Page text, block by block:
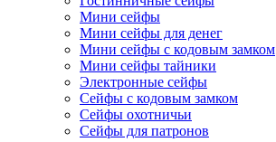
Мини сейфы
Мини сейфы для денег
Мини сейфы с кодовым замком
Мини сейфы тайники
Электронные сейфы
Сейфы с кодовым замком
Сейфы охотничьи
Сейфы для патронов